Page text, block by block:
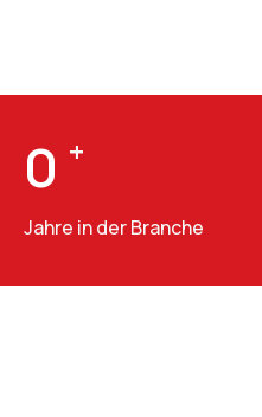
0 +
Jahre in der Branche